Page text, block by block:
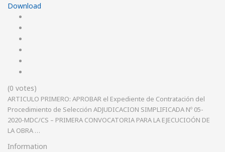
Download
(0 votes)
ARTICULO PRIMERO: APROBAR el Expediente de Contratación del
Procedimiento de Selección ADJUDICACION SIMPLIFICADA Nº 05-
2020-MDC/CS – PRIMERA CONVOCATORIA PARA LA EJECUCIOÓN DE
LA OBRA …
Information